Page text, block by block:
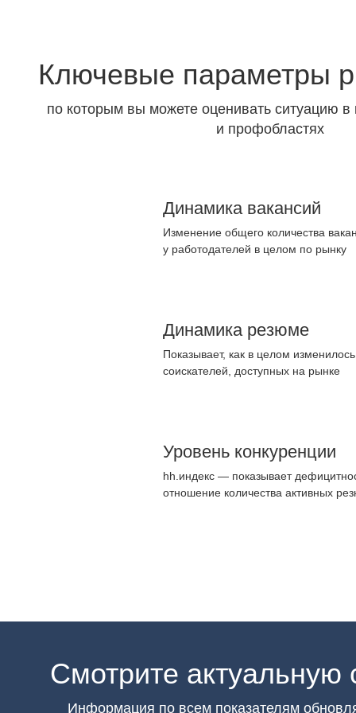
Ключевые параметры
по которым вы можете оценивать ситуацию в
и профобластях
Динамика вакансий
Изменение общего количества
у работодателей в целом по рынку
Динамика резюме
Показывает, как в целом
соискателей, доступных на рынке
Уровень конкуренции
hh.индекс — показывает
отношение количества активных
Смотрите актуальную
Информация по всем показателям